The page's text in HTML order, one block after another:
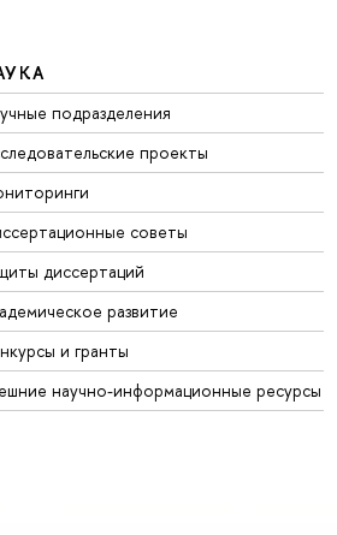
подразделения
проекты
советы
диссертаций
развитие
и гранты
научно-информационные ресурсы